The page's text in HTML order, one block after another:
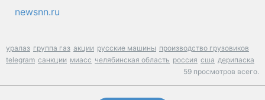
newsnn.ru
уралаз группа газ акции русские машины производство грузовиков
telegram санкции миасс челябинская область россия сша дерипаска
59 просмотров всего.